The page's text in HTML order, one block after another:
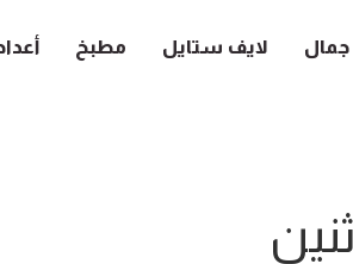
جمال لايف ستايل مطبخ